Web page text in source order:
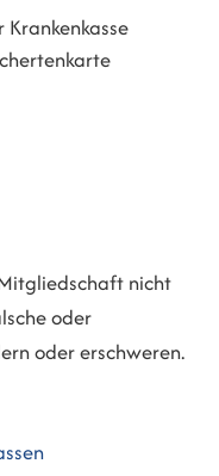
nicht
oder
oder erschweren.